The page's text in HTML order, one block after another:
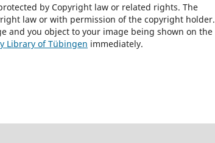
by Copyright law or related rights. The
law or with permission of the copyright holder.
and you object to your image being shown on the
Library of Tübingen immediately.